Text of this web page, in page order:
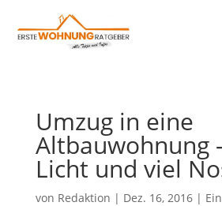
Umzug in eine
Altbauwohnung
Licht und viel
von Redaktion | Dez. 16, 2016|